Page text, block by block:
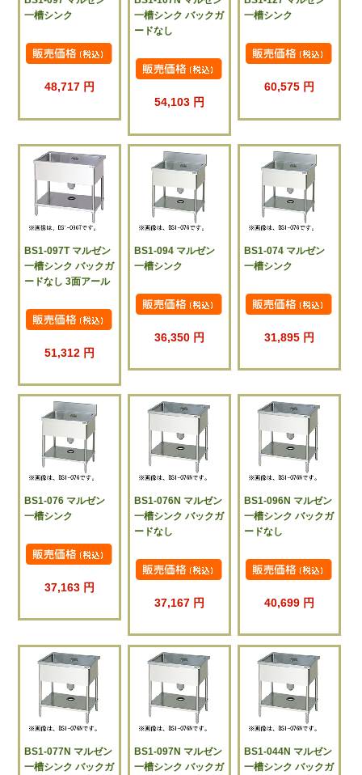
一槽シンク
48,717 円
一槽シンク バックガ
ードなし
54,103 円
一槽シンク
60,575 円
BS1-097T マルゼン
一槽シンク バックガ
ードなし 3面アール
51,312 円
BS1-094 マルゼン
一槽シンク
36,350 円
BS1-074 マルゼン
一槽シンク
31,895 円
BS1-076 マルゼン
一槽シンク
37,163 円
BS1-076N マルゼン
一槽シンク バックガ
ードなし
37,167 円
BS1-096N マルゼン
一槽シンク バックガ
ードなし
40,699 円
BS1-077N マルゼン
一槽シンク バックガ
BS1-097N マルゼン
一槽シンク バックガ
BS1-044N マルゼン
一槽シンク バックガ